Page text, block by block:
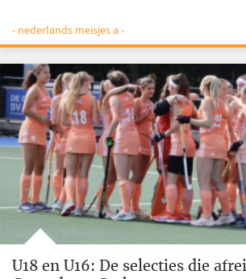
- nederlands meisjes a -
U18 en U16: De selecties die